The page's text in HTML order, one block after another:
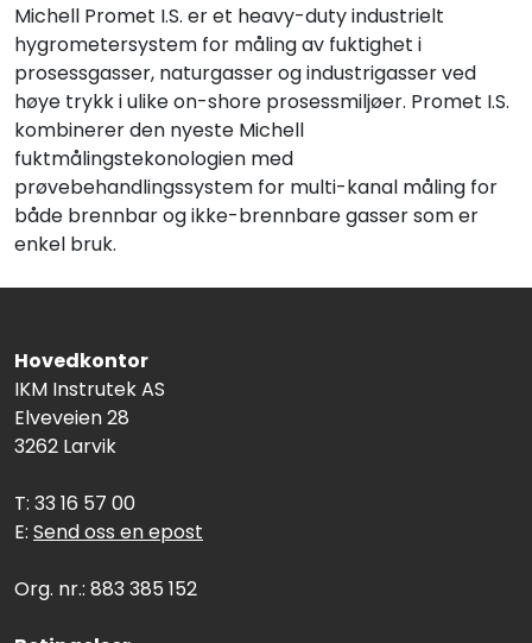
Michell Promet I.S. er et heavy-duty industrielt
hygrometersystem for måling av fuktighet i
prosessgasser, naturgasser og industrigasser ved
høye trykk i ulike on-shore prosessmiljøer. Promet I.S.
kombinerer den nyeste Michell
fuktmålingstekonologien med
prøvebehandlingssystem for multi-kanal måling for
både brennbar og ikke-brennbare gasser som er
enkel bruk.
Hovedkontor
IKM Instrutek AS
Elveveien 28
3262 Larvik
T: 33 16 57 00
E: Send oss en epost
Org. nr.: 883 385 152